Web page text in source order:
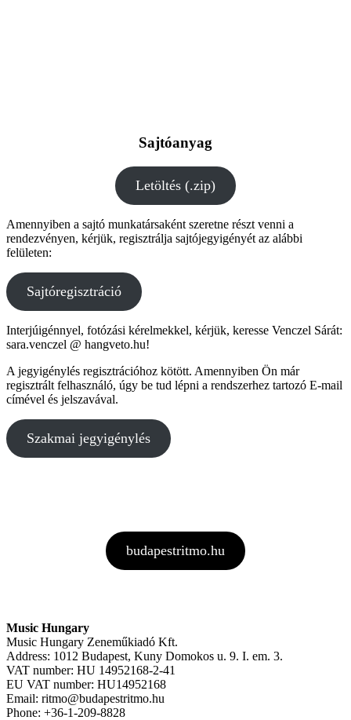
Sajtóanyag
Letöltés (.zip)
Amennyiben a sajtó munkatársaként szeretne részt venni a
rendezvényen, kérjük, regisztrálja sajtójegyigényét az alábbi
felületen:
Sajtóregisztráció
Interjúigénnyel, fotózási kérelmekkel, kérjük, keresse Venczel Sárát:
sara.venczel @ hangveto.hu!
A jegyigénylés regisztrációhoz kötött. Amennyiben Ön már
regisztrált felhasználó, úgy be tud lépni a rendszerhez tartozó E-mail
címével és jelszavával.
Szakmai jegyigénylés
budapestritmo.hu
Music Hungary
Music Hungary Zeneműkiadó Kft.
Address: 1012 Budapest, Kuny Domokos u. 9. I. em. 3.
VAT number: HU 14952168-2-41
EU VAT number: HU14952168
Email: ritmo@budapestritmo.hu
Phone: +36-1-209-8828